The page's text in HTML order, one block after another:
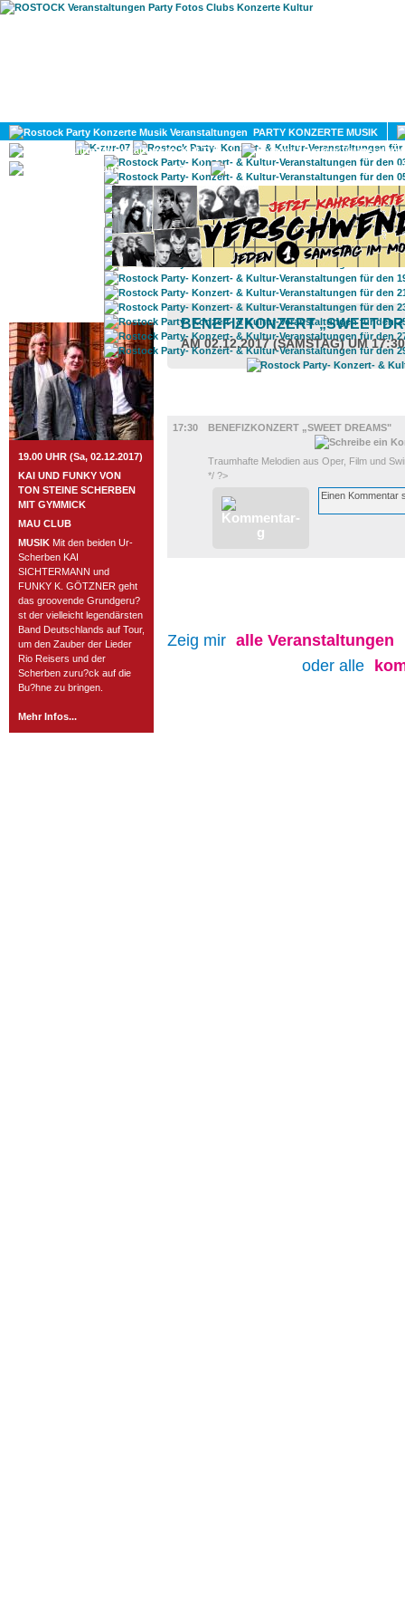
PARTY KONZERTE MUSIK
KULTUR
GAY
ROSTOCK TAGESTIPP
19.00 UHR (Sa, 02.12.2017)
KAI UND FUNKY VON
TON STEINE SCHERBEN
MIT GYMMICK
MAU CLUB
MUSIK Mit den beiden Ur-
Scherben KAI
SICHTERMANN und
FUNKY K. GÖTZNER geht
das groovende Grundgeru?
st der vielleicht legendärsten
Band Deutschlands auf Tour,
um den Zauber der Lieder
Rio Reisers und der
Scherben zuru?ck auf die
Bu?hne zu bringen.
Mehr Infos...
BENEFIZKONZERT „SWEET
AM 02.12.2017 (SAMSTAG) UM
17:30
BENEFIZKONZERT „SWEET DREAMS"
Traumhafte Melodien aus Oper, Film und
*/ ?>
Zeig mir alle Veranstaltungen
oder alle